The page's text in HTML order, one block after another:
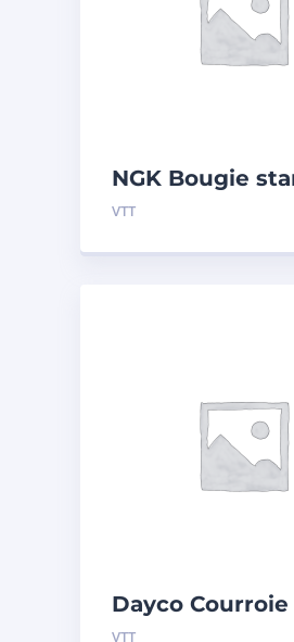
NGK Bougie
VTT
Dayco Courroie
d’entraînement
VTT